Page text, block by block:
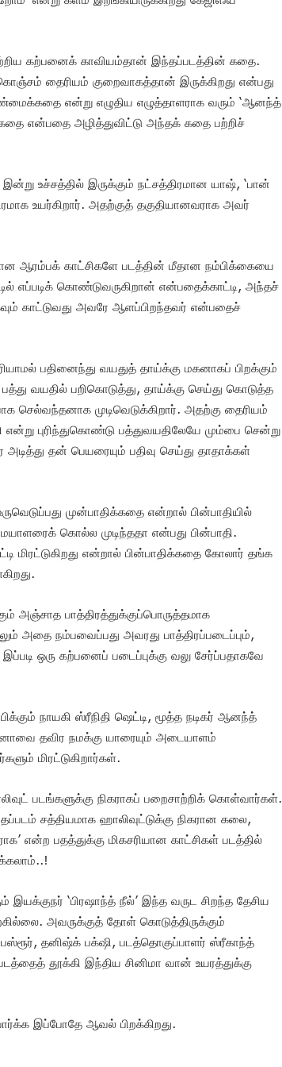
கற்பனைக் காவியம்தான் இந்தப்படத்தின் கதை.
தைரியம் குறைவாகத்தான் இருக்கிறது என்பது
என்று எழுதிய எழுத்தாளராக வரும் ‘ஆனந்த்
என்பதை அழித்துவிட்டு அந்தக் கதை பற்றிச்
உச்சத்தில் இருக்கும் நட்சத்திரமான யாஷ், ‘பான்
உயர்கிறார். அதற்குத் தகுதியானவராக அவர்
ஆரம்பக் காட்சிகளே படத்தின் மீதான நம்பிக்கையை
எப்படிக் கொண்டுவருகிறான் என்பதைக்காட்டி, அந்தச்
காட்டுவது அவரே ஆளப்பிறந்தவர் என்பதைச்
பதினைந்து வயதுத் தாய்க்கு மகனாகப் பிறக்கும்
வயதில் பறிகொடுத்து, தாய்க்கு செய்து கொடுத்த
செல்வந்தனாக முடிவெடுக்கிறார். அதற்கு தைரியம்
என்று புரிந்துகொண்டு பத்துவயதிலேயே மும்பை சென்று
தன் பெயரையும் பதிவு செய்து தாதாக்கள்
முன்பாதிக்கதை என்றால் பின்பாதியில்
கொல்ல முடிந்ததா என்பது பின்பாதி.
மிரட்டுகிறது என்றால் பின்பாதிக்கதை கோலார் தங்க
அஞ்சாத பாத்திரத்துக்குப்பொருத்தமாக
அதை நம்பவைப்பது அவரது பாத்திரப்படைப்பும்,
ஒரு கற்பனைப் படைப்புக்கு வலு சேர்ப்பதாகவே
நாயகி ஸ்ரீநிதி ஷெட்டி, மூத்த நடிகர் ஆனந்த்
தவிர நமக்கு யாரையும் அடையாளம்
மிரட்டுகிறார்கள்.
படங்களுக்கு நிகராகப் பறைசாற்றிக் கொள்வார்கள்.
சத்தியமாக ஹாலிவுட்டுக்கு நிகரான கலை,
என்ற பதத்துக்கு மிகசரியான காட்சிகள் படத்தில்
‘பிரஷாந்த் நீல்’ இந்த வருட சிறந்த தேசிய
அவருக்குத் தோள் கொடுத்திருக்கும்
தனிஷ்க் பக்‌ஷி, படத்தொகுப்பாளர் ஸ்ரீகாந்த்
தூக்கி இந்திய சினிமா வான் உயரத்துக்கு
இப்போதே ஆவல் பிறக்கிறது.